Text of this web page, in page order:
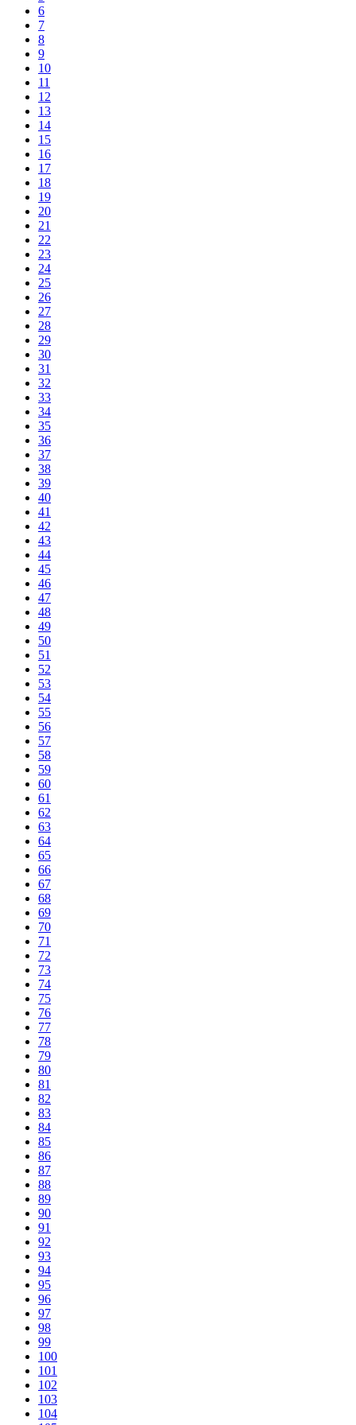
6
7
8
9
10
11
12
13
14
15
16
17
18
19
20
21
22
23
24
25
26
27
28
29
30
31
32
33
34
35
36
37
38
39
40
41
42
43
44
45
46
47
48
49
50
51
52
53
54
55
56
57
58
59
60
61
62
63
64
65
66
67
68
69
70
71
72
73
74
75
76
77
78
79
80
81
82
83
84
85
86
87
88
89
90
91
92
93
94
95
96
97
98
99
100
101
102
103
104